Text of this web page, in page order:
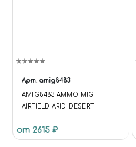
Арт. amig8483
AMIG8483 AMMO MIG
AIRFIELD ARID-DESERT
от 2615 ₽